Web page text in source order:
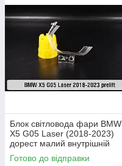
Блок світловода фари BMW
X5 G05 Laser (2018-2023)
дорест малий внутрішній
правий
Готово до відправки